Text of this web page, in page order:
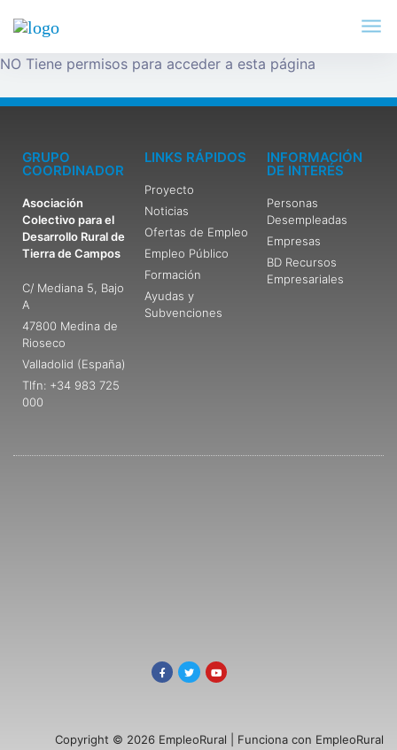
NO Tiene permisos para acceder a esta página
GRUPO
COORDINADOR
Asociación
Colectivo para el
Desarrollo Rural de
Tierra de Campos
C/ Mediana 5, Bajo
A
47800 Medina de
Rioseco
Valladolid (España)
Tlfn: +34 983 725
000
LINKS RÁPIDOS
Proyecto
Noticias
Ofertas de Empleo
Empleo Público
Formación
Ayudas y
Subvenciones
INFORMACIÓN
DE INTERÉS
Personas
Desempleadas
Empresas
BD Recursos
Empresariales
Copyright © 2026 EmpleoRural | Funciona con EmpleoRural